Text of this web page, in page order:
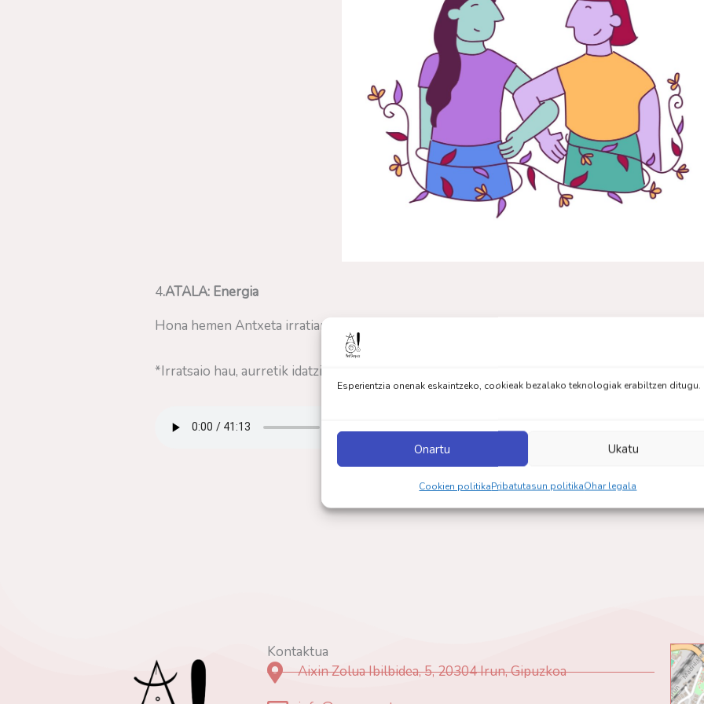
Esperientzia onenak eskaintzeko, cookieak bezalako teknologiak erabiltzen ditugu.
Onartu Ukatu
Cookien politikaPribatutasun politikaOhar legala
4.ATALA: Energia
Hona hemen Antxeta irratiarekin elkarlanean eta MunduBat Fundazioaren laguntzarekin
*Irratsaio hau, aurretik idatzi genituen artikulu sorta baten jarraipena da, 4.atal honi
Kontaktua
Aixin Zolua Ibilbidea, 5, 20304 Irun, Gipuzkoa